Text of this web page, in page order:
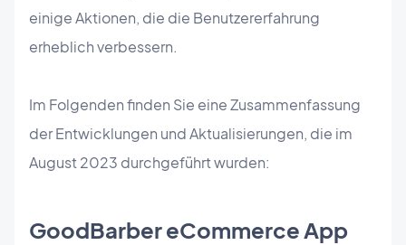
einige Aktionen, die die Benutzererfahrung
erheblich verbessern.
Im Folgenden finden Sie eine Zusammenfassung
der Entwicklungen und Aktualisierungen, die im
August 2023 durchgeführt wurden:
GoodBarber eCommerce App